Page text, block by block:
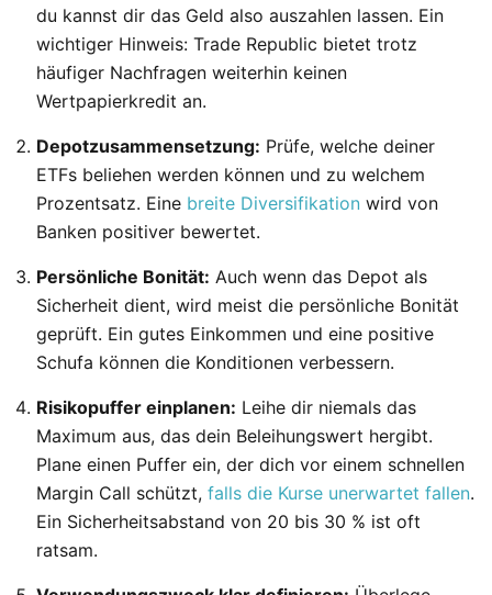
du kannst dir das Geld also auszahlen lassen. Ein
wichtiger Hinweis: Trade Republic bietet trotz
häufiger Nachfragen weiterhin keinen
Wertpapierkredit an.
Depotzusammensetzung: Prüfe, welche deiner
ETFs beliehen werden können und zu welchem
Prozentsatz. Eine breite Diversifikation wird von
Banken positiver bewertet.
Persönliche Bonität: Auch wenn das Depot als
Sicherheit dient, wird meist die persönliche Bonität
geprüft. Ein gutes Einkommen und eine positive
Schufa können die Konditionen verbessern.
Risikopuffer einplanen: Leihe dir niemals das
Maximum aus, das dein Beleihungswert hergibt.
Plane einen Puffer ein, der dich vor einem schnellen
Margin Call schützt, falls die Kurse unerwartet fallen.
Ein Sicherheitsabstand von 20 bis 30 % ist oft
ratsam.